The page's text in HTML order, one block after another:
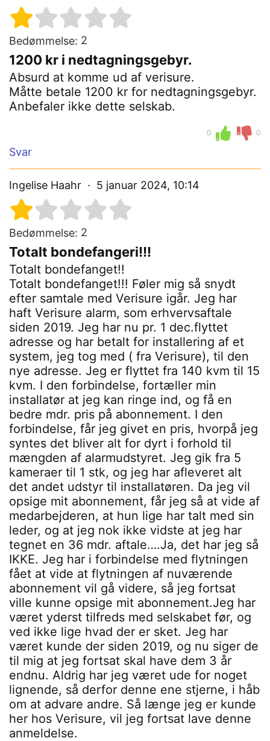
Bedømmelse: 2
1200 kr i nedtagningsgebyr.
Absurd at komme ud af verisure.
Måtte betale 1200 kr for nedtagningsgebyr.
Anbefaler ikke dette selskab.
0 0
Svar
Ingelise Haahr 5 januar 2024, 10:14
Bedømmelse: 2
Totalt bondefangeri!!!
Totalt bondefanget!!
Totalt bondefanget!!! Føler mig så snydt
efter samtale med Verisure igår. Jeg har
haft Verisure alarm, som erhvervsaftale
siden 2019. Jeg har nu pr. 1 dec.flyttet
adresse og har betalt for installering af et
system, jeg tog med ( fra Verisure), til den
nye adresse. Jeg er flyttet fra 140 kvm til 15
kvm. I den forbindelse, fortæller min
installatør at jeg kan ringe ind, og få en
bedre mdr. pris på abonnement. I den
forbindelse, får jeg givet en pris, hvorpå jeg
syntes det bliver alt for dyrt i forhold til
mængden af alarmudstyret. Jeg gik fra 5
kameraer til 1 stk, og jeg har afleveret alt
det andet udstyr til installatøren. Da jeg vil
opsige mit abonnement, får jeg så at vide af
medarbejderen, at hun lige har talt med sin
leder, og at jeg nok ikke vidste at jeg har
tegnet en 36 mdr. aftale….Ja, det har jeg så
IKKE. Jeg har i forbindelse med flytningen
fået at vide at flytningen af nuværende
abonnement vil gå videre, så jeg fortsat
ville kunne opsige mit abonnement.Jeg har
været yderst tilfreds med selskabet før, og
ved ikke lige hvad der er sket. Jeg har
været kunde der siden 2019, og nu siger de
til mig at jeg fortsat skal have dem 3 år
endnu. Aldrig har jeg været ude for noget
lignende, så derfor denne ene stjerne, i håb
om at advare andre. Så længe jeg er kunde
her hos Verisure, vil jeg fortsat lave denne
anmeldelse.